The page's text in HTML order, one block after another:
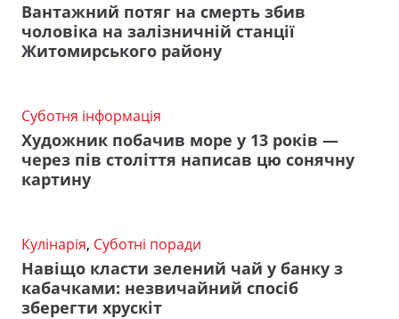
Вантажний потяг на смерть збив
чоловіка на залізничній станції
Житомирського району
Суботня інформація
Художник побачив море у 13 років —
через пів століття написав цю сонячну
картину
Кулінарія, Суботні поради
Навіщо класти зелений чай у банку з
кабачками: незвичайний спосіб
зберегти хрускіт